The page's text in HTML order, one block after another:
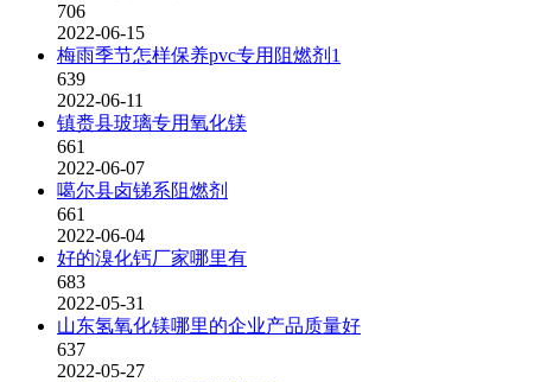
706
2022-06-15
梅雨季节怎样保养pvc专用阻燃剂1
639
2022-06-11
镇赉县玻璃专用氧化镁
661
2022-06-07
噶尔县卤锑系阻燃剂
661
2022-06-04
好的溴化钙厂家哪里有
683
2022-05-31
山东氢氧化镁哪里的企业产品质量好
637
2022-05-27